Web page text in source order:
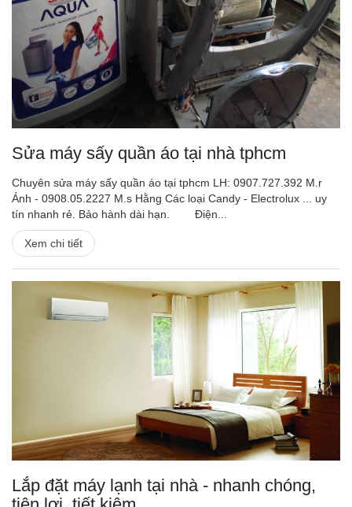
Sửa máy sấy quần áo tại nhà tphcm
Chuyên sửa máy sấy quần áo tại tphcm LH: 0907.727.392 M.r
Ánh - 0908.05.2227 M.s Hằng Các loại Candy - Electrolux ... uy
tín nhanh rẻ. Bảo hành dài hạn. Điện...
Xem chi tiết
Lắp đặt máy lạnh tại nhà - nhanh chóng,